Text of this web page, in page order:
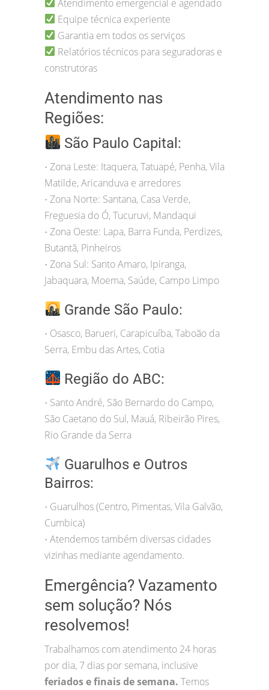
Atendimento emergencial e agendado
Equipe técnica experiente
Garantia em todos os serviços
Relatórios técnicos para seguradoras e
construtoras
Atendimento nas
Regiões:
São Paulo Capital:
• Zona Leste: Itaquera, Tatuapé, Penha, Vila
Matilde, Aricanduva e arredores
• Zona Norte: Santana, Casa Verde,
Freguesia do Ó, Tucuruvi, Mandaqui
• Zona Oeste: Lapa, Barra Funda, Perdizes,
Butantã, Pinheiros
• Zona Sul: Santo Amaro, Ipiranga,
Jabaquara, Moema, Saúde, Campo Limpo
Grande São Paulo:
• Osasco, Barueri, Carapicuíba, Taboão da
Serra, Embu das Artes, Cotia
Região do ABC:
• Santo André, São Bernardo do Campo,
São Caetano do Sul, Mauá, Ribeirão Pires,
Rio Grande da Serra
Guarulhos e Outros
Bairros:
• Guarulhos (Centro, Pimentas, Vila Galvão,
Cumbica)
• Atendemos também diversas cidades
vizinhas mediante agendamento.
Emergência? Vazamento
sem solução? Nós
resolvemos!
Trabalhamos com atendimento 24 horas
por dia, 7 dias por semana, inclusive
feriados e finais de semana. Temos